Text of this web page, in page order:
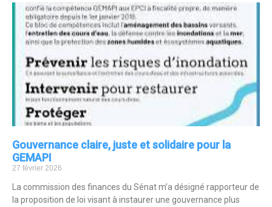
Gouvernance claire, juste et solidaire pour la
GEMAPI
27 février 2026
La commission des finances du Sénat m’a désigné rapporteur de
la proposition de loi visant à instaurer une gouvernance plus